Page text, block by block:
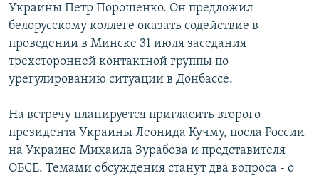
АРХИВ
Հայերեն
English
Все сайты Радио Азатутюн
Украины Петр Порошенко. Он предложил
белорусскому коллеге оказать содействие в
проведении в Минске 31 июля заседания
трехсторонней контактной группы по
урегулированию ситуации в Донбассе.
На встречу планируется пригласить второго
президента Украины Леонида Кучму, посла России
на Украине Михаила Зурабова и представителя
ОБСЕ. Темами обсуждения станут два вопроса - о